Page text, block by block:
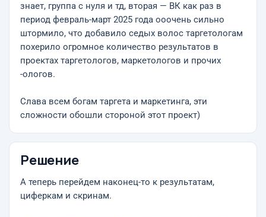
знает, группа с нуля и тд, вторая — ВК как раз в
период февраль-март 2025 года ооочень сильно
штормило, что добавило седых волос таргетологам
похерило огромное количество результатов в
проектах таргетологов, маркетологов и прочих
-ологов.
Слава всем богам таргета и маркетинга, эти
сложности обошли стороной этот проект)
Решение
А теперь перейдем наконец-то к результатам,
циферкам и скринам.